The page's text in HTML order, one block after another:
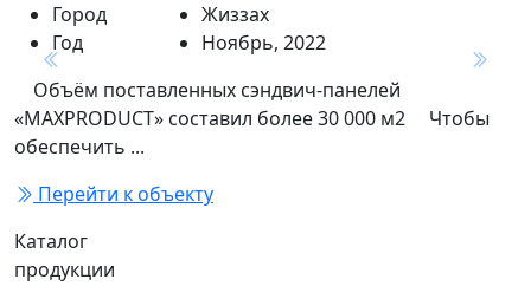
Город
Год
Жиззах
Ноябрь, 2022
⠀ Объём поставленных сэндвич-панелей
«MAXPRODUCT» составил более 30 000 м2 ⠀ Чтобы
обеспечить ...
Перейти к объекту
Previous Next
Каталог
продукции